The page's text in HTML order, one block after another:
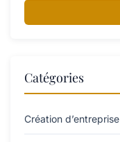
Catégories
Création d’entreprise